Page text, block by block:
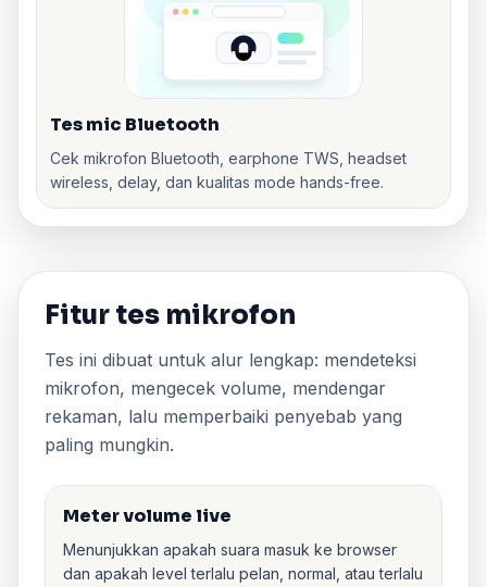
Tes mic Bluetooth
Cek mikrofon Bluetooth, earphone TWS, headset
wireless, delay, dan kualitas mode hands-free.
Fitur tes mikrofon
Tes ini dibuat untuk alur lengkap: mendeteksi
mikrofon, mengecek volume, mendengar
rekaman, lalu memperbaiki penyebab yang
paling mungkin.
Meter volume live
Menunjukkan apakah suara masuk ke browser
dan apakah level terlalu pelan, normal, atau terlalu